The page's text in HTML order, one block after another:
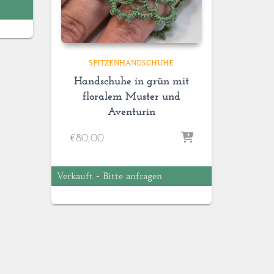
SPITZENHANDSCHUHE
Handschuhe in grün mit
floralem Muster und
Aventurin
€80,00
Verkauft - Bitte anfragen